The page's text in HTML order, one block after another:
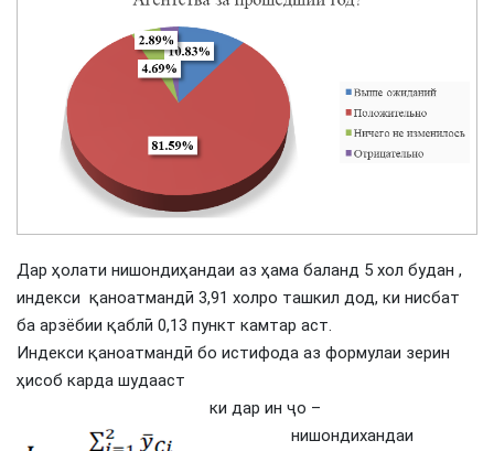
Дар ҳолати нишондиҳандаи аз ҳама баланд 5 хол будан ,
индекси қаноатмандӣ 3,91 холро ташкил дод, ки нисбат
ба арзёбии қаблӣ 0,13 пункт камтар аст.
Индекси қаноатмандӣ бо истифода аз формулаи зерин
ҳисоб карда шудааст
ки дар ин ҷо –
нишондихандаи